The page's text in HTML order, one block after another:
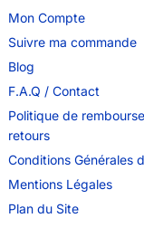
Mon Compte
Suivre ma commande
Blog
F.A.Q / Contact
Politique de
retours
Conditions Générales
Mentions Légales
Plan du Site